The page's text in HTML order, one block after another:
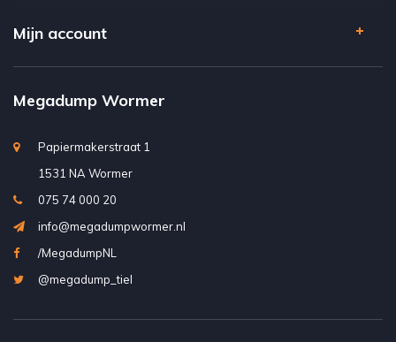
Mijn account
Megadump Wormer
Papiermakerstraat 1
1531 NA Wormer
075 74 000 20
info@megadumpwormer.nl
/MegadumpNL
@megadump_tiel